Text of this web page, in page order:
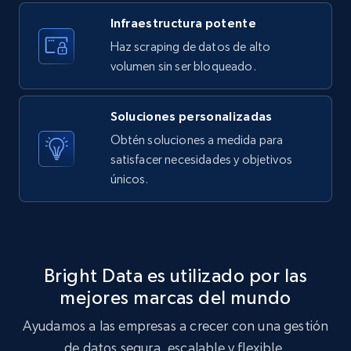
Amazon products search
Asin, URL, Name, Sponsored, Initial price, Final
181+ Prueba gratuita
Target
1.3K+ 176+ Prueba gratuita
Infraestructura potente
Haz scraping de datos de alto
volumen sin ser bloqueado.
Soluciones personalizadas
Obtén soluciones a medida para
satisfacer necesidades y objetivos
únicos.
Bright Data es utilizado por las
mejores marcas del mundo
Ayudamos a las empresas a crecer con una gestión